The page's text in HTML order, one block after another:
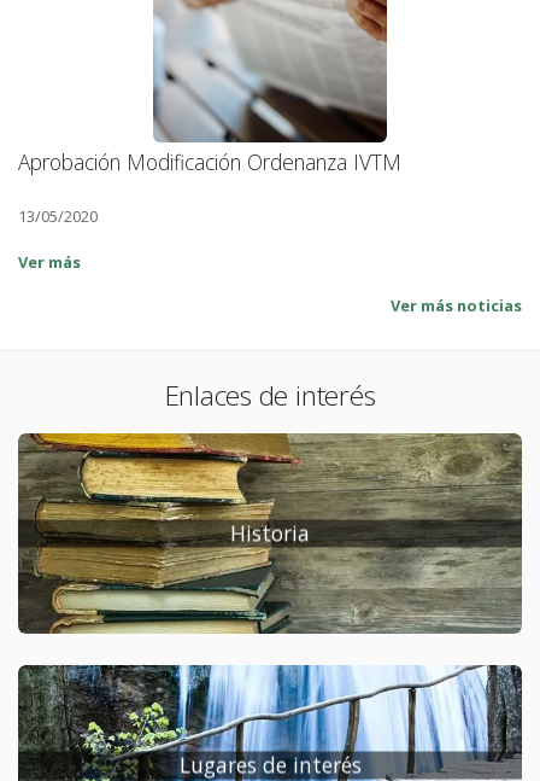
Aprobación Modificación Ordenanza IVTM
13/05/2020
Ver más
Ver más noticias
Enlaces de interés
Historia
Lugares de interés